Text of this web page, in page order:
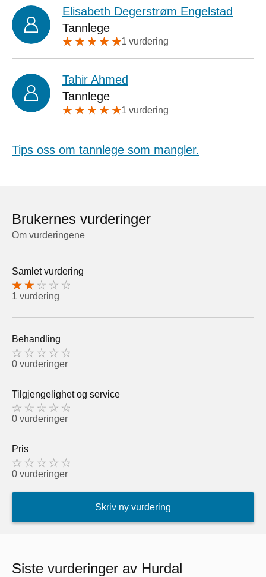
Elisabeth Degerstrøm Engelstad
Tannlege
1 vurdering
Tahir Ahmed
Tannlege
1 vurdering
Tips oss om tannlege som mangler.
Brukernes vurderinger
Om vurderingene
Samlet vurdering
1 vurdering
Behandling
0 vurderinger
Tilgjengelighet og service
0 vurderinger
Pris
0 vurderinger
Skriv ny vurdering
Siste vurderinger av Hurdal